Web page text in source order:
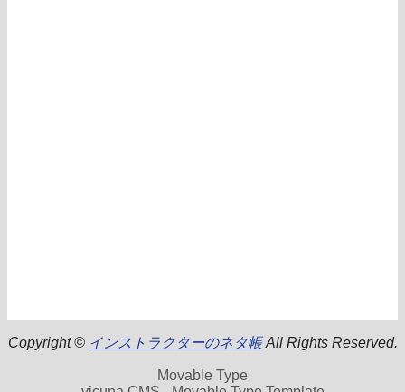
Copyright © インストラクターのネタ帳All Rights Reserved.
Movable Type